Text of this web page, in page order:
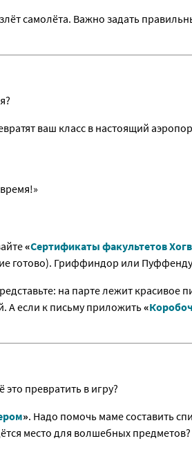
самолёта. Важно задать
ваш класс в настоящий
«Сертификаты факультетов
готово). Гриффиндор или
на парте лежит красивое
А если к письму приложить«
превратить в игру?
». Надо помочь маме составить
место для волшебных предметов?